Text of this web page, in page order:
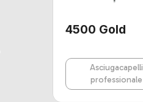
4500 Gold
Asciugacapelli
professionale